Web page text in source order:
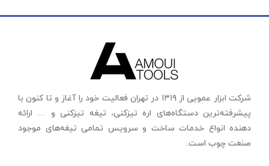
شرکت ابزار عمویی از ۱۳۱۹ در تهران فعالیت خود را آغاز و تا کنون با
پیشرفته‌ترین دستگاه‌های اره تیزکنی، تیغه تیزکنی و … ارائه
دهنده انواع خدمات ساخت و سرویس تمامی تیغه‌های موجود
صنعت چوب است.